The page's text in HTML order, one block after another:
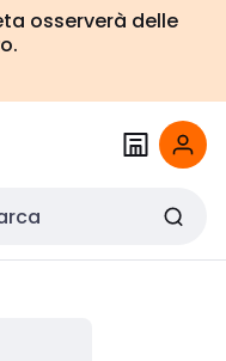
osserverà delle